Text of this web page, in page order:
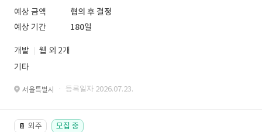
예상 금액
협의 후 결정
예상 기간
180일
개발
웹 외 2개
기타
서울특별시 · 등록일자 2026.07.23.
📔 외주 모집 중